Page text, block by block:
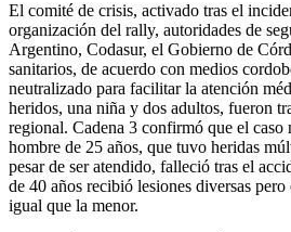
El comité de crisis, activado tras el
organización del rally, autoridades de
Argentino, Codasur, el Gobierno de
sanitarios, de acuerdo con medios
neutralizado para facilitar la atención
heridos, una niña y dos adultos, fueron
regional. Cadena 3 confirmó que el caso
hombre de 25 años, que tuvo heridas
pesar de ser atendido, falleció tras el
de 40 años recibió lesiones diversas
igual que la menor.